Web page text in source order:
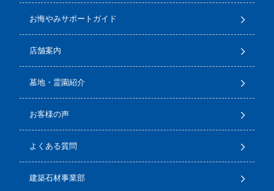
お悔やみサポートガイド
店舗案内
墓地・霊園紹介
お客様の声
よくある質問
建築石材事業部